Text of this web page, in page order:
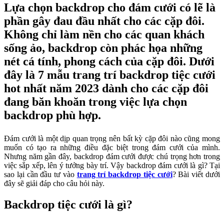
Lựa chọn backdrop cho đám cưới có lẽ là
phần gây đau đầu nhất cho các cặp đôi.
Không chỉ làm nền cho các quan khách
sống ảo, backdrop còn phác họa những
nét cá tính, phong cách của cặp đôi. Dưới
đây là 7 mẫu trang trí backdrop tiệc cưới
hot nhất năm 2023 dành cho các cặp đôi
đang băn khoăn trong việc lựa chọn
backdrop phù hợp.
Đám cưới là một dịp quan trọng nên bất kỳ cặp đôi nào cũng mong
muốn có tạo ra những điều đặc biệt trong đám cưới của mình.
Nhưng năm gần đây, backdrop đám cưới được chú trọng hơn trong
việc sắp xếp, lên ý tưởng bày trí. Vậy backdrop đám cưới là gì? Tại
sao lại cần đầu tư vào trang trí backdrop tiệc cưới? Bài viết dưới
đây sẽ giải đáp cho câu hỏi này.
Backdrop tiệc cưới là gì?